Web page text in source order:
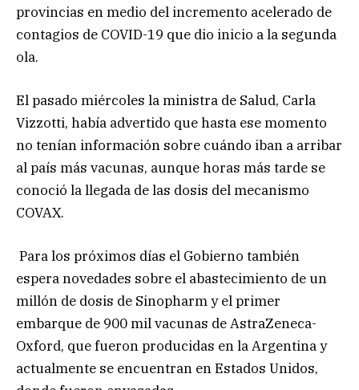
provincias en medio del incremento acelerado de
contagios de COVID-19 que dio inicio a la segunda
ola.
El pasado miércoles la ministra de Salud, Carla
Vizzotti, había advertido que hasta ese momento
no tenían información sobre cuándo iban a arribar
al país más vacunas, aunque horas más tarde se
conoció la llegada de las dosis del mecanismo
COVAX.
Para los próximos días el Gobierno también
espera novedades sobre el abastecimiento de un
millón de dosis de Sinopharm y el primer
embarque de 900 mil vacunas de AstraZeneca-
Oxford, que fueron producidas en la Argentina y
actualmente se encuentran en Estados Unidos,